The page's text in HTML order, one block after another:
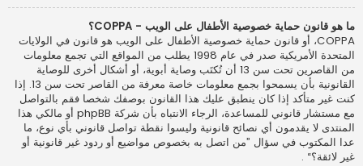
ما هو قانون حماية خصوصية الأطفال على الويب - COPPA؟
COPPA، أو قانون حماية خصوصية الأطفال على الويب هو قانون في الولايات
المتحدة الأمريكية صدر في عام 1998 يطلب من المواقع التي تجمع معلومات
من القاصرين تحت سن 13 أن تُكتَب وصاية أبوية، أو أشكال أخرى للوصاية
القانونية بأن يسمحوا بجمع معلومات خاصة معرفة من القاصر تحت سن 13. إذا
كنت غير متأكد إذا كان ينطبق عليك هذا القانون بوصفك شخصا فقم بالتواصل
مع مستشار قانوني للمساعدة، الرجاء الانتباه بأن شركة phpBB أو مالكي هذا
المنتدى لا يقدمون أي نصائح قانونية وليسوا نقطة تواصل قانوني بأي نوع، ما
عدا المكتوب في سؤال ”من اتصل به بخصوص مواضيع أو ردود غير قانونية أو
غير لائقة؟“ .